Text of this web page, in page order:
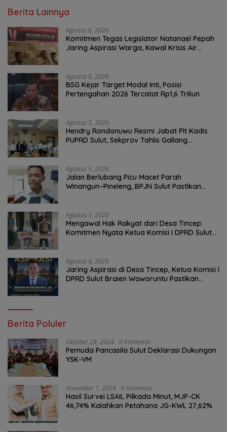
Berita Lainnya
Agustus 6, 2026
Komitmen Tegas Legislator Natanael Pepah
Jaring Aspirasi Warga, Kawal Krisis Air
Agustus 6, 2026
BSG Kejar Target Modal Inti, Posisi
Pertengahan 2026 Tercatat Rp1,6 Triliun
Agustus 5, 2026
Hendry Rondonuwu Resmi Jabat Plt Kadis
PUPRD Sulut, Sekprov Tahlis Gallang
Agustus 5, 2026
Jalan Berlubang Picu Macet Parah
Winangun–Pineleng, BPJN Sulut Pastikan
Agustus 5, 2026
Mengawal Hak Rakyat dari Desa Tincep:
Komitmen Nyata Ketua Komisi I DPRD Sulut
Agustus 4, 2026
Jaring Aspirasi di Desa Tincep, Ketua Komisi I
DPRD Sulut Braien Waworuntu Pastikan
Berita Poluler
Oktober 28, 2024 0 Komentar
Pemuda Pancasila Sulut Deklarasi Dukungan
YSK-VM
November 7, 2024 0 Komentar
Hasil Survei LSAIL Pilkada Minut, MJP-CK
46,74% Kalahkan Petahana JG-KWL 27,62%